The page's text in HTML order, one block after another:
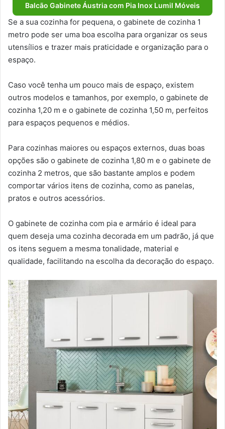
Balcão Gabinete Áustria com Pia Inox Lumil Móveis
Se a sua cozinha for pequena, o gabinete de cozinha 1
metro pode ser uma boa escolha para organizar os seus
utensílios e trazer mais praticidade e organização para o
espaço.
Caso você tenha um pouco mais de espaço, existem
outros modelos e tamanhos, por exemplo, o gabinete de
cozinha 1,20 m e o gabinete de cozinha 1,50 m, perfeitos
para espaços pequenos e médios.
Para cozinhas maiores ou espaços externos, duas boas
opções são o gabinete de cozinha 1,80 m e o gabinete de
cozinha 2 metros, que são bastante amplos e podem
comportar vários itens de cozinha, como as panelas,
pratos e outros acessórios.
O gabinete de cozinha com pia e armário é ideal para
quem deseja uma cozinha decorada em um padrão, já que
os itens seguem a mesma tonalidade, material e
qualidade, facilitando na escolha da decoração do espaço.